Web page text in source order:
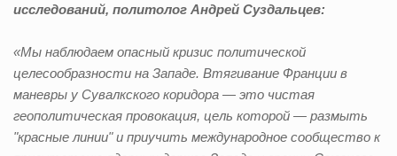
исследований, политолог Андрей Суздальцев:
«Мы наблюдаем опасный кризис политической
целесообразности на Западе. Втягивание Франции в
маневры у Сувалкского коридора — это чистая
геополитическая провокация, цель которой — размыть
"красные линии" и приучить международное сообщество к